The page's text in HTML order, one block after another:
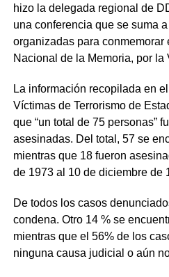
hizo la delegada regional de
una conferencia que se suma
organizadas para conmemorar
Nacional de la Memoria, por la
La información recopilada en
Víctimas de Terrorismo de
que “un total de 75 personas”
asesinadas. Del total, 57 se
mientras que 18 fueron
de 1973 al 10 de diciembre de
De todos los casos
condena. Otro 14 % se
mientras que el 56% de los
ninguna causa judicial o aún